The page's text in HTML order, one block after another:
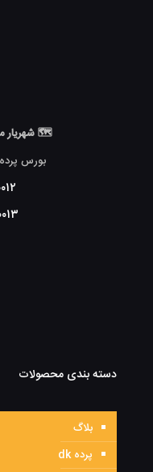
🗺 شهریار
بورس
دسته بندی محصولات
بلاگ
پرده dk